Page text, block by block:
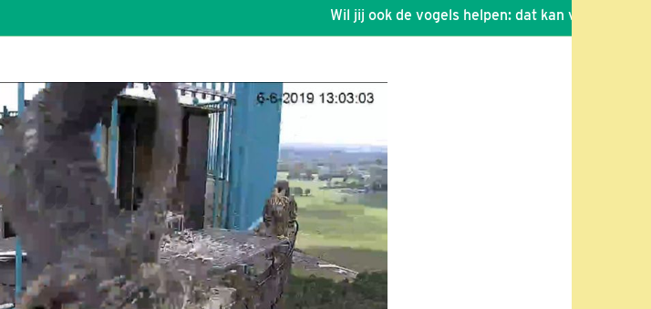
Wil jij ook de vogels helpen: dat kan via de link!